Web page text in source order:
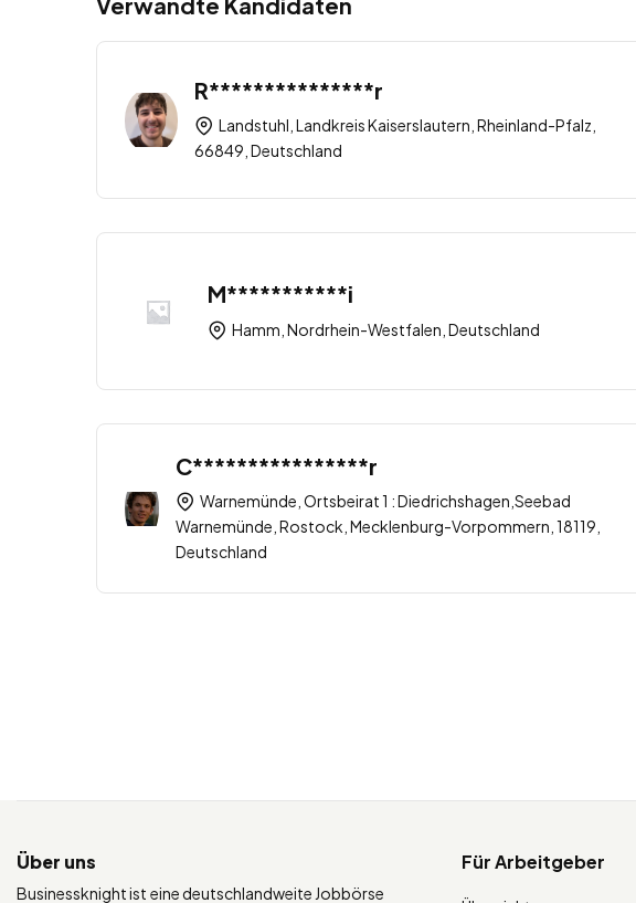
R***************r
Landstuhl, Landkreis Kaiserslautern, Rheinland-Pfalz,
66849, Deutschland
M***********i
Hamm, Nordrhein-Westfalen, Deutschland
C****************r
Warnemünde, Ortsbeirat 1 : Diedrichshagen,Seebad
Warnemünde, Rostock, Mecklenburg-Vorpommern, 18119,
Deutschland
Über uns
Businessknight ist eine deutschlandweite Jobbörse
Für Arbeitgeber